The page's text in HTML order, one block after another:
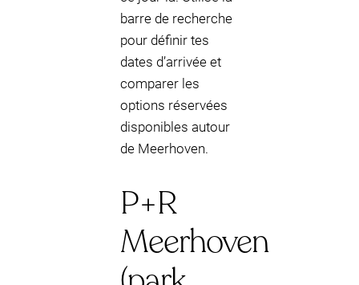
barre de recherche
pour définir tes
dates d’arrivée et
comparer les
options réservées
disponibles autour
de Meerhoven.
P+R
Meerhoven